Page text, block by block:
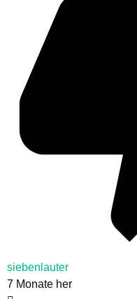
siebenlauter
7 Monate her